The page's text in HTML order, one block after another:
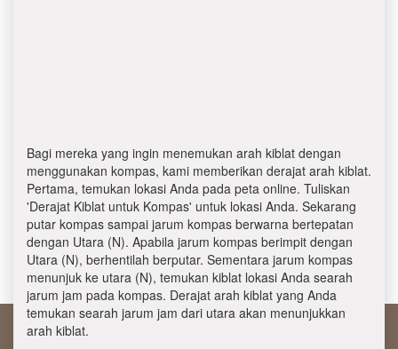
Bagi mereka yang ingin menemukan arah kiblat dengan
menggunakan kompas, kami memberikan derajat arah kiblat.
Pertama, temukan lokasi Anda pada peta online. Tuliskan
'Derajat Kiblat untuk Kompas' untuk lokasi Anda. Sekarang
putar kompas sampai jarum kompas berwarna bertepatan
dengan Utara (N). Apabila jarum kompas berimpit dengan
Utara (N), berhentilah berputar. Sementara jarum kompas
menunjuk ke utara (N), temukan kiblat lokasi Anda searah
jarum jam pada kompas. Derajat arah kiblat yang Anda
temukan searah jarum jam dari utara akan menunjukkan
arah kiblat.